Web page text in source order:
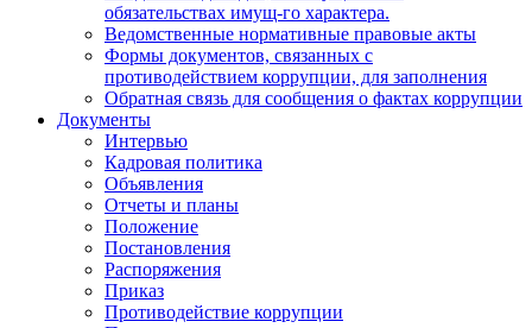
обязательствах имущ-го характера.
Ведомственные нормативные правовые акты
Формы документов, связанных с
противодействием коррупции, для заполнения
Обратная связь для сообщения о фактах коррупции
Документы
Интервью
Кадровая политика
Объявления
Отчеты и планы
Положение
Постановления
Распоряжения
Приказ
Противодействие коррупции